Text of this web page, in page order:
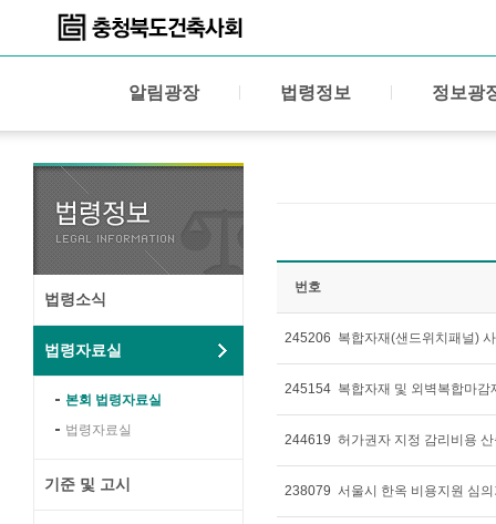
알림광장 법령정보 정보광
법령소식
법령자료실
본회 법령자료실
법령자료실
기준 및 고시
번호
245206 복합자재(샌드위치패널)
245154 복합자재 및 외벽복합마
244619 허가권자 지정 감리비용
238079 서울시 한옥 비용지원 심